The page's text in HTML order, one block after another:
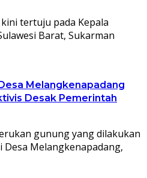
tertuju pada Kepala
Barat, Sukarman
Melangkenapadang
Desak Pemerintah
gunung yang dilakukan
Melangkenapadang,